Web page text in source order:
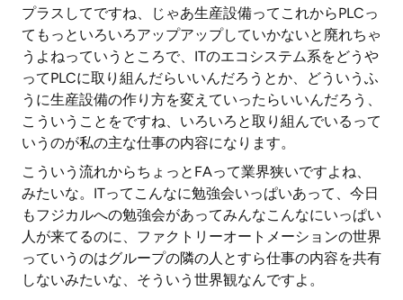
プラスしてですね、じゃあ生産設備ってこれからPLCっ
てもっといろいろアップアップしていかないと廃れちゃ
うよねっていうところで、ITのエコシステム系をどうや
ってPLCに取り組んだらいいんだろうとか、どういうふ
うに生産設備の作り方を変えていったらいいんだろう、
こういうことをですね、いろいろと取り組んでいるって
いうのが私の主な仕事の内容になります。
こういう流れからちょっとFAって業界狭いですよね、
みたいな。ITってこんなに勉強会いっぱいあって、今日
もフジカルへの勉強会があってみんなこんなにいっぱい
人が来てるのに、ファクトリーオートメーションの世界
っていうのはグループの隣の人とすら仕事の内容を共有
しないみたいな、そういう世界観なんですよ。